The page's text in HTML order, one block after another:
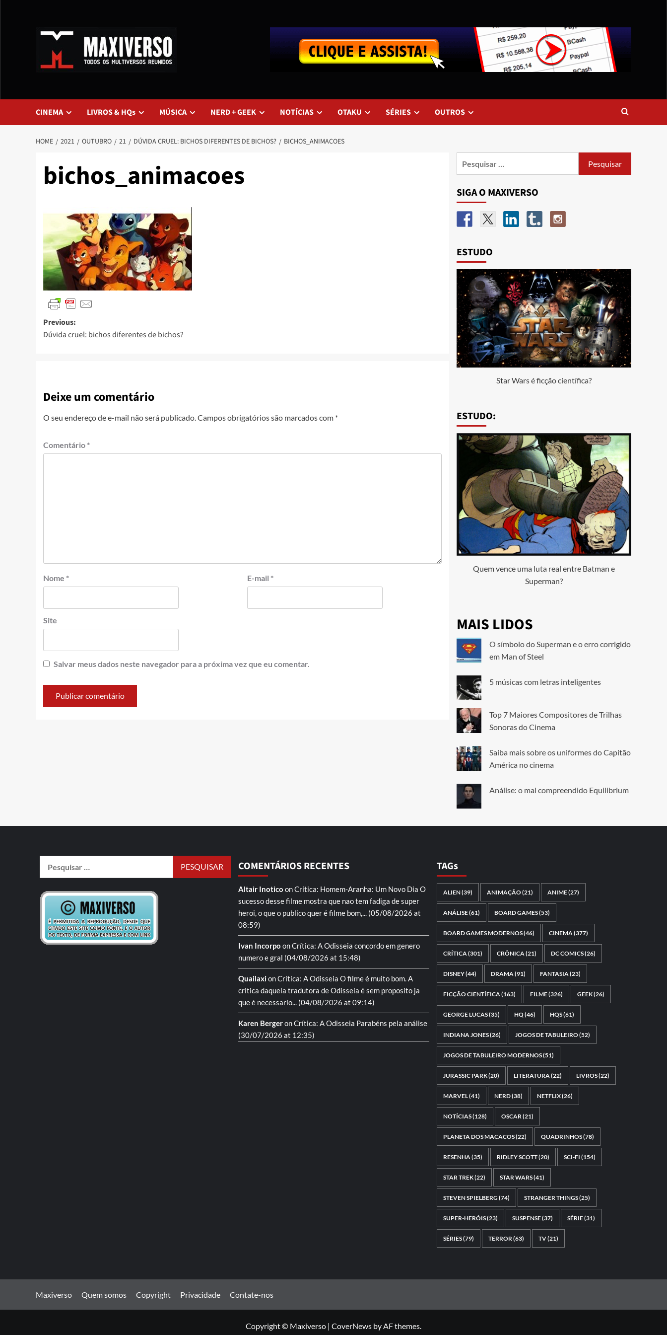
CINEMA LIVROS & HQs MÚSICA NERD + GEEK NOTÍCIAS OTAKU SÉRIES OUTROS
HOME 2021 OUTUBRO 21 DÚVIDA CRUEL: BICHOS DIFERENTES DE BICHOS? BICHOS_ANIMACOES
bichos_animacoes
Previous:
Dúvida cruel: bichos diferentes de bichos?
Deixe um comentário
O seu endereço de e-mail não será publicado.Campos obrigatórios são marcados com *
Comentário *
Nome * E-mail *
Site
Salvar meus dados neste navegador para a próxima vez que eu comentar.
SIGA O MAXIVERSO
ESTUDO
Star Wars é ficção científica?
ESTUDO:
Quem vence uma luta real entre Batman e
Superman?
MAIS LIDOS
O símbolo do Superman e o erro corrigido
em Man of Steel
5 músicas com letras inteligentes
Top 7 Maiores Compositores de Trilhas
Sonoras do Cinema
Saiba mais sobre os uniformes do Capitão
América no cinema
Análise: o mal compreendido Equilibrium
COMENTÁRIOS RECENTES
Altair Inotico onCrítica: Homem-Aranha: Um Novo Dia O
sucesso desse filme mostra que nao tem fadiga de super
heroi, o que o publico quer é filme bom,... (05/08/2026 at
08:59)
Ivan Incorpo onCrítica: A Odisseia concordo em genero
numero e gral (04/08/2026 at 15:48)
QuailaxionCrítica: A Odisseia O filme é muito bom. A
critica daquela tradutora de Odisseia é sem proposito ja
que é necessario... (04/08/2026 at 09:14)
Karen BergeronCrítica: A Odisseia Parabéns pela análise
(30/07/2026 at 12:35)
TAGs
ALIEN(39) ANIMAÇÃO(21) ANIME(27)
ANÁLISE(61) BOARD GAMES(53)
BOARD GAMES MODERNOS(46) CINEMA (377)
CRÍTICA (301) CRÔNICA (21) DC COMICS(26)
DISNEY(44) DRAMA (91) FANTASIA (23)
FICÇÃO CIENTÍFICA (163) FILME(326) GEEK(26)
GEORGE LUCAS(35) HQ(46) HQS(61)
INDIANA JONES(26) JOGOS DE TABULEIRO(52)
JOGOS DE TABULEIRO MODERNOS(51)
JURASSIC PARK(20) LITERATURA (22) LIVROS(22)
MARVEL(41) NERD(38) NETFLIX(26)
NOTÍCIAS(128) OSCAR (21)
PLANETA DOS MACACOS(22) QUADRINHOS(78)
RESENHA (35) RIDLEY SCOTT(20) SCI-FI (154)
STAR TREK(22) STAR WARS(41)
STEVEN SPIELBERG (74) STRANGER THINGS(25)
SUPER-HERÓIS(23) SUSPENSE(37) SÉRIE(31)
SÉRIES(79) TERROR (63) TV(21)
Maxiverso Quem somos Copyright Privacidade Contate-nos
Copyright © Maxiverso | CoverNews by AF themes.